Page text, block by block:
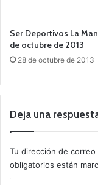
Ser Deportivos La
de octubre de 2013
28 de octubre de 2013
Deja una
Tu dirección de
obligatorios están